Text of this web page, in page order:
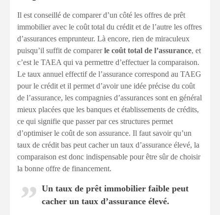
Il est conseillé de comparer d’un côté les offres de prêt
immobilier avec le coût total du crédit et de l’autre les offres
d’assurances emprunteur. Là encore, rien de miraculeux
puisqu’il suffit de comparerle coût total de l’assurance, et
c’est le TAEA qui va permettre d’effectuer la comparaison.
Le taux annuel effectif de l’assurance correspond au TAEG
pour le crédit et il permet d’avoir une idée précise du coût
de l’assurance, les compagnies d’assurances sont en général
mieux placées que les banques et établissements de crédits,
ce qui signifie que passer par ces structures permet
d’optimiser le coût de son assurance. Il faut savoir qu’un
taux de crédit bas peut cacher un taux d’assurance élevé, la
comparaison est donc indispensable pour être sûr de choisir
la bonne offre de financement.
Un taux de prêt immobilier faible peut
cacher un taux d’assurance élevé.